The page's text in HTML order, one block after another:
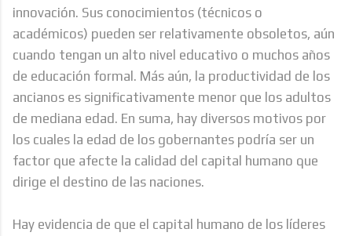
innovación. Sus conocimientos (técnicos o
académicos) pueden ser relativamente obsoletos, aún
cuando tengan un alto nivel educativo o muchos años
de educación formal. Más aún, la productividad de los
ancianos es significativamente menor que los adultos
de mediana edad. En suma, hay diversos motivos por
los cuales la edad de los gobernantes podría ser un
factor que afecte la calidad del capital humano que
dirige el destino de las naciones.
Hay evidencia de que el capital humano de los líderes